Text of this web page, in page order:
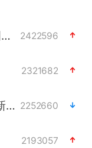
沙特土耳其巴基斯坦签署共同防务协议 2422596
2321682
“电影+”如何激发千亿级消费新活力？ 2252660
2193057